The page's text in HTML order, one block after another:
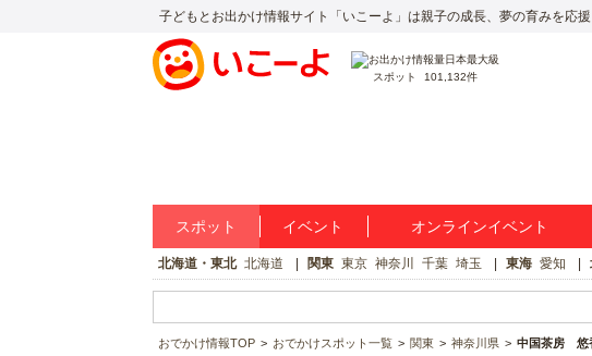
子どもとお出かけ情報サイト「いこーよ」は親子の成長、夢の育みを応援
スポット 101,132件
スポット イベント オンラインイベント
北海道・東北 北海道 関東 東京 神奈川 千葉 埼玉 東海 愛知
おでかけ情報TOP おでかけスポット一覧 関東 神奈川県 中国茶房 悠